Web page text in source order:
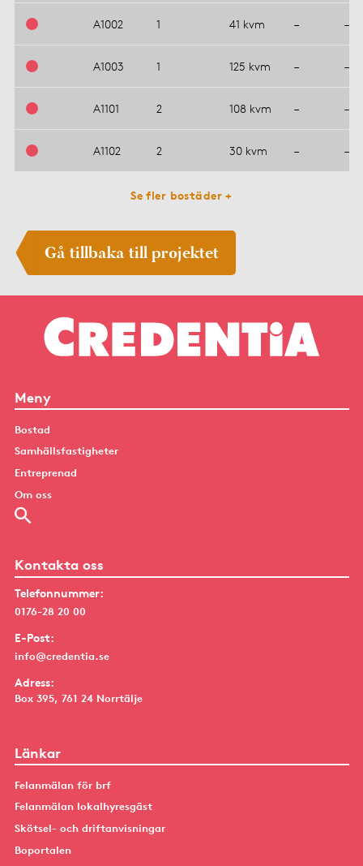
A1002 1 41 kvm – –
A1003 1 125 kvm – –
A1101 2 108 kvm – –
A1102 2 30 kvm – –
Se fler bostäder +
Gå tillbaka till projektet
Meny
Bostad
Samhällsfastigheter
Entreprenad
Om oss
Kontakta oss
Telefonnummer:
0176-28 20 00
E-Post:
info@credentia.se
Adress:
Box 395, 761 24 Norrtälje
Länkar
Felanmälan för brf
Felanmälan lokalhyresgäst
Skötsel- och driftanvisningar
Boportalen